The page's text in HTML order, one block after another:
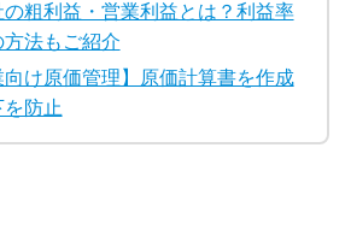
の粗利益・営業利益とは？利益率
法もご紹介
向け原価管理】原価計算書を作成
防止